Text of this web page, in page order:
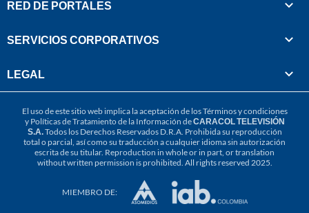
RED DE PORTALES
SERVICIOS CORPORATIVOS
LEGAL
El uso de este sitio web implica la aceptación de losTérminos y condiciones
y Políticas de Tratamiento de la Información deCARACOL TELEVISIÓN
S.A.Todos los Derechos Reservados D.R.A. Prohibida su reproducción
total o parcial, así como su traducción a cualquier idioma sin autorización
escrita de su titular. Reproduction in whole or in part, or translation
without written permission is prohibited. All rights reserved 2025.
MIEMBRO DE: